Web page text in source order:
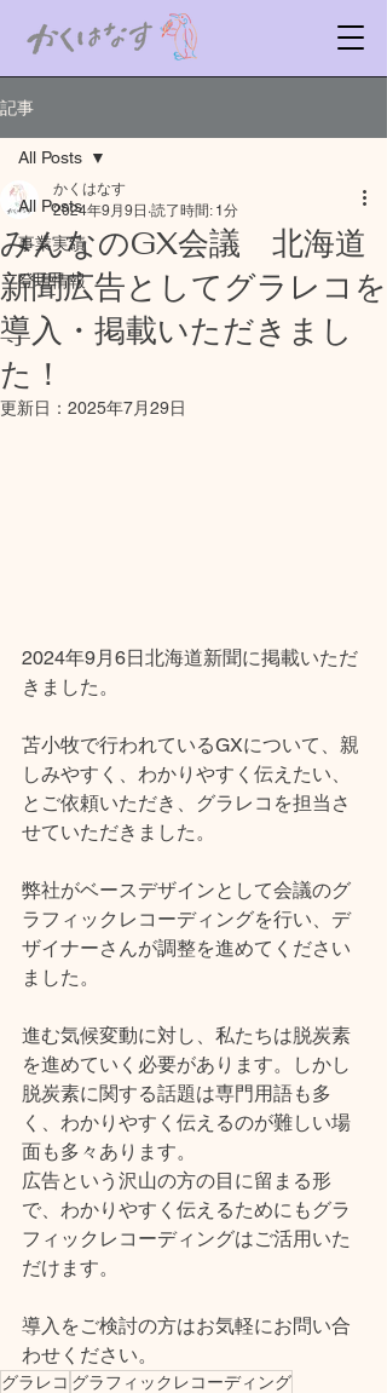
記事
All Posts
事業実績
登壇情報
All Posts
みんなのGX会議 北海道
新聞広告としてグラレコを
導入・掲載いただきまし
た！
かくはなす
2024年9月9日 読了時間: 1分
更新日： 2025年7月29日
2024年9月6日北海道新聞に掲載いただ
きました。
苫小牧で行われているGXについて、親
しみやすく、わかりやすく伝えたい、
とご依頼いただき、グラレコを担当さ
せていただきました。
弊社がベースデザインとして会議のグ
ラフィックレコーディングを行い、デ
ザイナーさんが調整を進めてください
ました。
進む気候変動に対し、私たちは脱炭素
を進めていく必要があります。しかし
脱炭素に関する話題は専門用語も多
く、わかりやすく伝えるのが難しい場
面も多々あります。
広告という沢山の方の目に留まる形
で、わかりやすく伝えるためにもグラ
フィックレコーディングはご活用いた
だけます。
導入をご検討の方はお気軽にお問い合
わせください。
グラレコ グラフィックレコーディング